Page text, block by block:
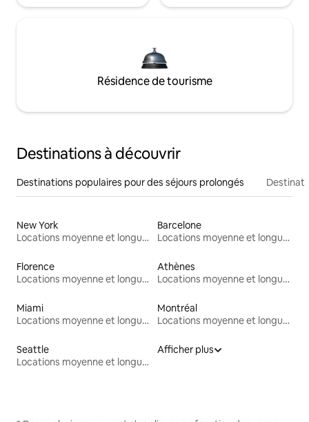
Résidence de tourisme
Destinations à découvrir
Destinations populaires pour des séjours prolongés
New York
Locations moyenne et longue durée
Barcelone
Locations moyenne et longue durée
Florence
Locations moyenne et longue durée
Athènes
Locations moyenne et longue durée
Miami
Locations moyenne et longue durée
Montréal
Locations moyenne et longue durée
Seattle
Locations moyenne et longue durée
Afficher plus